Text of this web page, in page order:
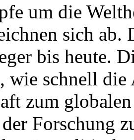
um die
sich
bis heute.
wie schnell die
zum
Forschung